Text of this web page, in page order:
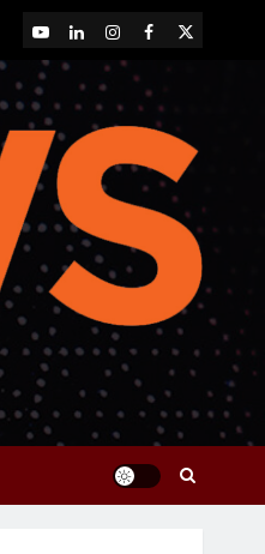
YouTubeLinkedInInstagram
Facebook
X